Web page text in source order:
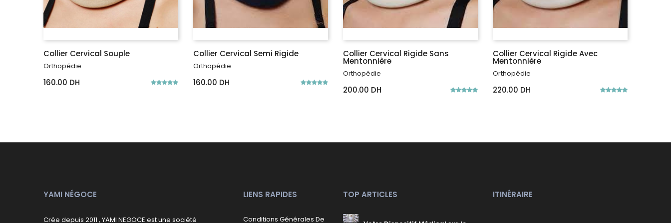
Collier Cervical Souple
Orthopédie
160.00 DH
Collier Cervical Semi Rigide
Orthopédie
160.00 DH
Collier Cervical Rigide Sans
Mentonnière
Orthopédie
200.00 DH
Collier Cervical Rigide Avec
Mentonnière
Orthopédie
220.00 DH
YAMI NÉGOCE
Crée depuis 2011 , YAMI NEGOCE est une société
LIENS RAPIDES
Conditions Générales De
TOP ARTICLES ITINÉRAIRE